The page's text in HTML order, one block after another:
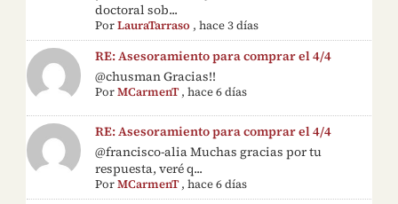
doctoral sob...
PorLauraTarraso ,hace 3 días
RE: Asesoramiento para comprar el 4/4
@chusman Gracias!!
PorMCarmenT,hace 6 días
RE: Asesoramiento para comprar el 4/4
@francisco-alia Muchas gracias por tu
respuesta, veré q...
PorMCarmenT,hace 6 días